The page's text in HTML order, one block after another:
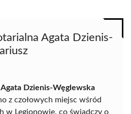
Agata Dzienis-
Agata Dzienis-Węglewska
z czołowych miejsc wśród
w Legionowie, co świadczy o